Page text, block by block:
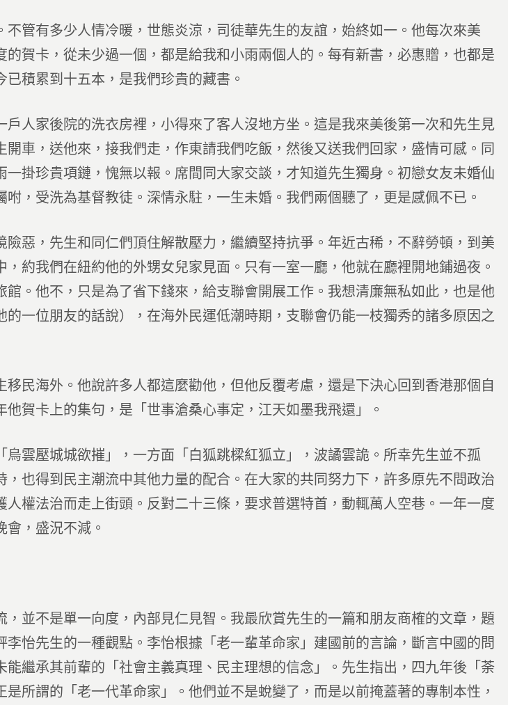
不管有多少人情冷暖，世態炎涼，司徒華先生的友誼，始終如一。他每次來美
的賀卡，從未少過一個，都是給我和小雨兩個人的。每有新書，必惠贈，也都是
積累到十五本，是我們珍貴的藏書。
戶人家後院的洗衣房裡，小得來了客人沒地方坐。這是我來美後第一次和先生見
開車，送他來，接我們走，作東請我們吃飯，然後又送我們回家，盛情可感。同
一掛珍貴項鏈，愧無以報。席間同大家交談，才知道先生獨身。初戀女友未婚仙
咐，受洗為基督教徒。深情永駐，一生未婚。我們兩個聽了，更是感佩不已。
險惡，先生和同仁們頂住解散壓力，繼續堅持抗爭。年近古稀，不辭勞頓，到美
，約我們在紐約他的外甥女兒家見面。只有一室一廳，他就在廳裡開地鋪過夜。
館。他不，只是為了省下錢來，給支聯會開展工作。我想清廉無私如此，也是他
的一位朋友的話說），在海外民運低潮時期，支聯會仍能一枝獨秀的諸多原因之
移民海外。他說許多人都這麼勸他，但他反覆考慮，還是下決心回到香港那個自
他賀卡上的集句，是「世事滄桑心事定，江天如墨我飛還」。
烏雲壓城城欲摧」，一方面「白狐跳樑紅狐立」，波譎雲詭。所幸先生並不孤
，也得到民主潮流中其他力量的配合。在大家的共同努力下，許多原先不問政治
人權法治而走上街頭。反對二十三條，要求普選特首，動輒萬人空巷。一年一度
會，盛況不減。
，並不是單一向度，內部見仁見智。我最欣賞先生的一篇和朋友商榷的文章，題
李怡先生的一種觀點。李怡根據「老一輩革命家」建國前的言論，斷言中國的問
能繼承其前輩的「社會主義真理、民主理想的信念」。先生指出，四九年後「荼
所謂的「老一代革命家」。他們並不是蛻變了，而是以前掩蓋著的專制本性，